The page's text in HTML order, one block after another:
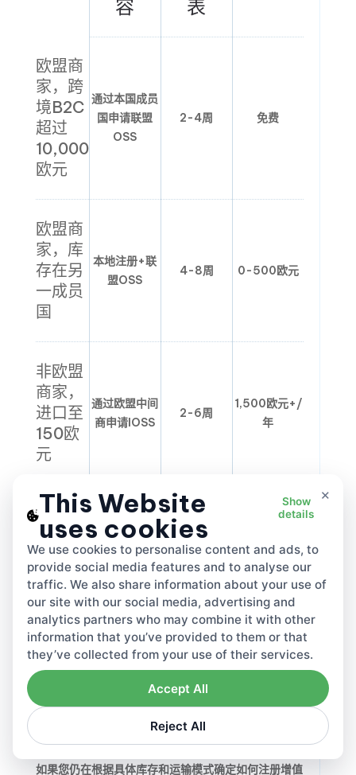
容
表
欧盟商
家，跨
境B2C
超过
10,000
欧元
通过本国成员
国申请联盟
OSS
2-4周 免费
欧盟商
家，库
存在另
一成员
国
本地注册+联
盟OSS
4-8周 0-500欧元
非欧盟
商家，
进口至
150欧
元
通过欧盟中间
商申请IOSS
2-6周
1,500欧元+/
年
非欧盟
商家，
欧盟仓
库
本地注册+联
盟OSS组合
6-12周
司法管辖区
非欧盟
数字服
务面向
如果您仍在根据具体库存和运输模式确定如何注册增值
×
This Website
uses cookies
Show
details
We use cookies to personalise content and ads, to
provide social media features and to analyse our
traffic. We also share information about your use of
our site with our social media, advertising and
analytics partners who may combine it with other
information that you’ve provided to them or that
they’ve collected from your use of their services.
Reject All
Accept All